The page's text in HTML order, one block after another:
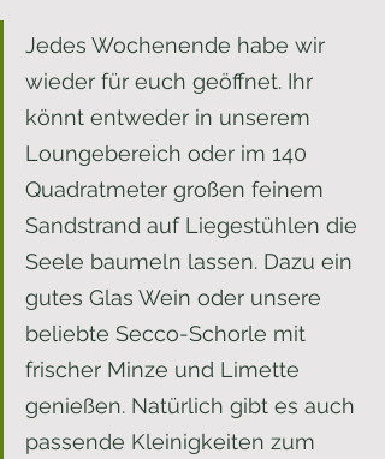
Jedes Wochenende habe wir
wieder für euch geöffnet. Ihr
könnt entweder in unserem
Loungebereich oder im 140
Quadratmeter großen feinem
Sandstrand auf Liegestühlen die
Seele baumeln lassen. Dazu ein
gutes Glas Wein oder unsere
beliebte Secco-Schorle mit
frischer Minze und Limette
genießen. Natürlich gibt es auch
passende Kleinigkeiten zum